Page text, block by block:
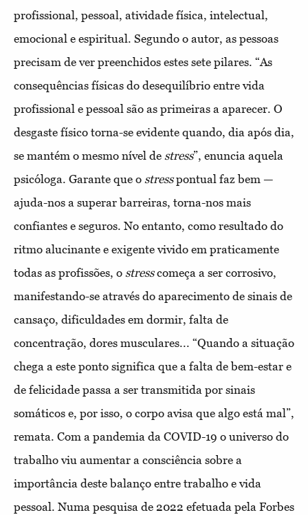
profissional, pessoal, atividade física, intelectual,
emocional e espiritual. Segundo o autor, as pessoas
precisam de ver preenchidos estes sete pilares. “As
consequências físicas do desequilíbrio entre vida
profissional e pessoal são as primeiras a aparecer. O
desgaste físico torna-se evidente quando, dia após dia,
se mantém o mesmo nível de stress”, enuncia aquela
psicóloga. Garante que o stresspontual faz bem —
ajuda-nos a superar barreiras, torna-nos mais
confiantes e seguros. No entanto, como resultado do
ritmo alucinante e exigente vivido em praticamente
todas as profissões, o stresscomeça a ser corrosivo,
manifestando-se através do aparecimento de sinais de
cansaço, dificuldades em dormir, falta de
concentração, dores musculares... “Quando a situação
chega a este ponto significa que a falta de bem-estar e
de felicidade passa a ser transmitida por sinais
somáticos e, por isso, o corpo avisa que algo está mal”,
remata. Com a pandemia da COVID-19 o universo do
trabalho viu aumentar a consciência sobre a
importância deste balanço entre trabalho e vida
pessoal. Numa pesquisa de 2022 efetuada pela Forbes